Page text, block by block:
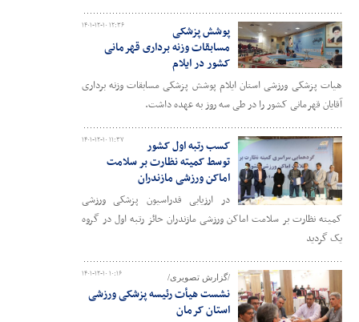
۱۴۰۱-۱۲-۱۰ ۱۲:۳۶
پوشش پزشکی
مسابقات وزنه برداری قهرمانی
کشور در ایلام
هیات پزشکی ورزشی استان ایلام پوشش پزشکی مسابقات وزنه برداری
آقایان قهرمانی کشور را در طی سه روز به عهده داشت.
۱۴۰۱-۱۲-۱۰ ۱۱:۳۷
کسب رتبه اول کشور
توسط کمیته نظارت بر سلامت
اماکن ورزشی مازندران
در ارزیابی فدراسیون پزشکی ورزشی
کمیته نظارت بر سلامت اماکن ورزشی مازندران حائز رتبه اول در گروه
یک گردید
۱۴۰۱-۱۲-۱۰ ۱۰:۱۶ /گزارش تصویری/
نشست هیأت رئیسه پزشکی ورزشی
استان کرمان